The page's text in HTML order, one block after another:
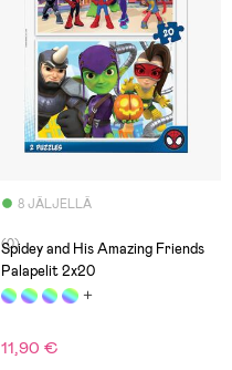
8 JÄLJELLÄ
(0)
Spidey and His Amazing Friends
Palapelit 2x20
11,90 €